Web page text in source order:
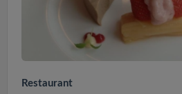
Restaurant